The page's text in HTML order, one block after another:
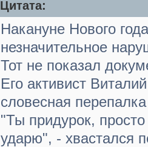
Цитата:
Накануне Нового
незначительное
Тот не показал
Его активист
словесная
"Ты придурок,
ударю", - хвастался